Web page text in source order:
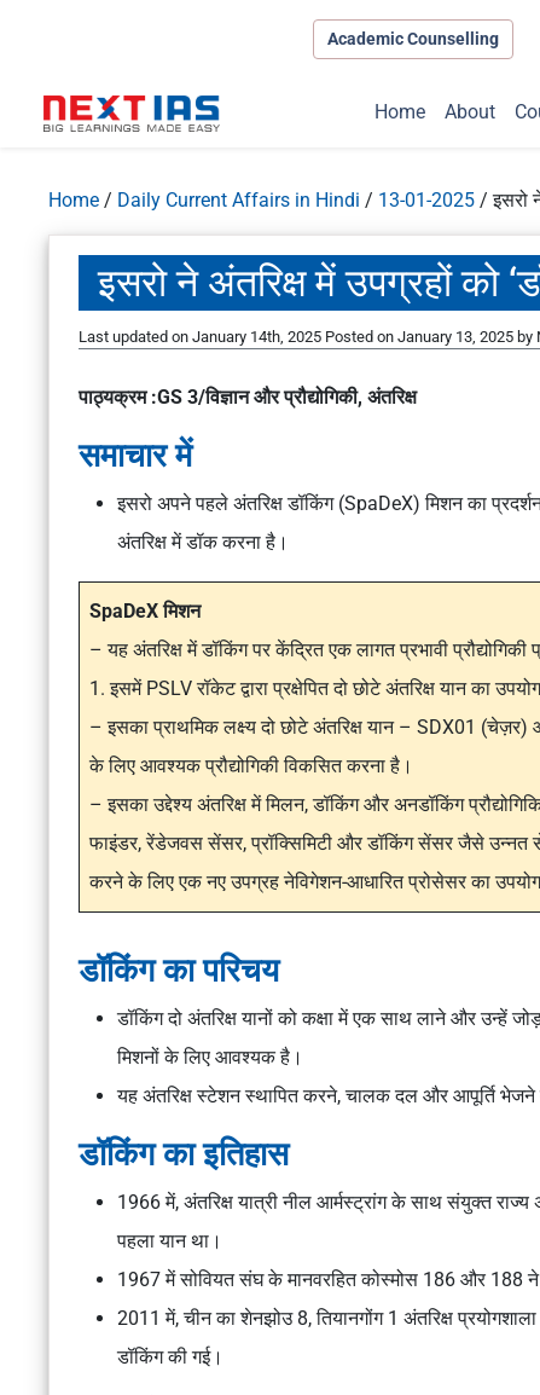
Academic Counselling
Home About
Home / Daily Current Affairs in Hindi / 13-01-2025 /इसरो
इसरो ने अंतरिक्ष में उपग्रहों को
Last updated on January 14th, 2025 Posted on January 13, 2025 by
पाठ्यक्रम :GS 3/विज्ञान और प्रौद्योगिकी, अंतरिक्ष
समाचार में
इसरो अपने पहले अंतरिक्ष डॉकिंग (SpaDeX) मिशन का
अंतरिक्ष में डॉक करना है।
SpaDeX मिशन
– यह अंतरिक्ष में डॉकिंग पर केंद्रित एक लागत प्रभावी प्रौद्योगिकी
1. इसमें PSLV रॉकेट द्वारा प्रक्षेपित दो छोटे अंतरिक्ष यान का
– इसका प्राथमिक लक्ष्य दो छोटे अंतरिक्ष यान – SDX01
के लिए आवश्यक प्रौद्योगिकी विकसित करना है।
– इसका उद्देश्य अंतरिक्ष में मिलन, डॉकिंग और अनडॉकिंग
फाइंडर, रेंडेजवस सेंसर, प्रॉक्सिमिटी और डॉकिंग सेंसर जैसे उन्नत
करने के लिए एक नए उपग्रह नेविगेशन-आधारित प्रोसेसर का उपयोग
डॉकिंग का परिचय
डॉकिंग दो अंतरिक्ष यानों को कक्षा में एक साथ लाने और उन्हें
मिशनों के लिए आवश्यक है।
यह अंतरिक्ष स्टेशन स्थापित करने, चालक दल और आपूर्ति भेजने
डॉकिंग का इतिहास
1966 में, अंतरिक्ष यात्री नील आर्मस्ट्रांग के साथ संयुक्त
पहला यान था।
1967 में सोवियत संघ के मानवरहित कोस्मोस 186 और 188 ने
2011 में, चीन का शेनझोउ 8, तियानगोंग 1 अंतरिक्ष
डॉकिंग की गई।